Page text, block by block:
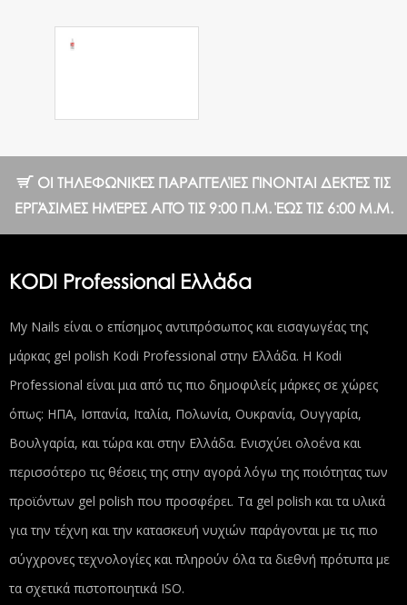
ΟΙ ΤΗΛΕΦΩΝΙΚΈΣ ΠΑΡΑΓΓΕΛΊΕΣ ΓΊΝΟΝΤΑΙ ΔΕΚΤΈΣ ΤΙΣ
ΕΡΓΆΣΙΜΕΣ ΗΜΈΡΕΣ ΑΠΌ ΤΙΣ 9:00 Π.Μ. ΈΩΣ ΤΙΣ 6:00 Μ.Μ.
KODI Professional Ελλάδα
My Nails είναι ο επίσημος αντιπρόσωπος και εισαγωγέας της
μάρκας gel polish Kodi Professional στην Ελλάδα. Η Kodi
Professional είναι μια από τις πιο δημοφιλείς μάρκες σε χώρες
όπως: ΗΠΑ, Ισπανία, Ιταλία, Πολωνία, Ουκρανία, Ουγγαρία,
Βουλγαρία, και τώρα και στην Ελλάδα. Ενισχύει ολοένα και
περισσότερο τις θέσεις της στην αγορά λόγω της ποιότητας των
προϊόντων gel polish που προσφέρει. Τα gel polish και τα υλικά
για την τέχνη και την κατασκευή νυχιών παράγονται με τις πιο
σύγχρονες τεχνολογίες και πληρούν όλα τα διεθνή πρότυπα με
τα σχετικά πιστοποιητικά ISO.